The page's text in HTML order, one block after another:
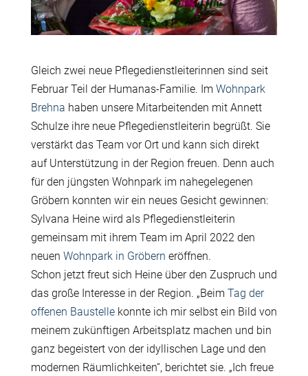
Gleich zwei neue Pflegedienstleiterinnen sind seit
Februar Teil der Humanas-Familie. Im Wohnpark
Brehna haben unsere Mitarbeitenden mit Annett
Schulze ihre neue Pflegedienstleiterin begrüßt. Sie
verstärkt das Team vor Ort und kann sich direkt
auf Unterstützung in der Region freuen. Denn auch
für den jüngsten Wohnpark im nahegelegenen
Gröbern konnten wir ein neues Gesicht gewinnen:
Sylvana Heine wird als Pflegedienstleiterin
gemeinsam mit ihrem Team im April 2022 den
neuen Wohnpark in Gröbern eröffnen.
Schon jetzt freut sich Heine über den Zuspruch und
das große Interesse in der Region. „Beim Tag der
offenen Baustellekonnte ich mir selbst ein Bild von
meinem zukünftigen Arbeitsplatz machen und bin
ganz begeistert von der idyllischen Lage und den
modernen Räumlichkeiten“, berichtet sie. „Ich freue